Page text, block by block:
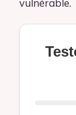
vulnérable.